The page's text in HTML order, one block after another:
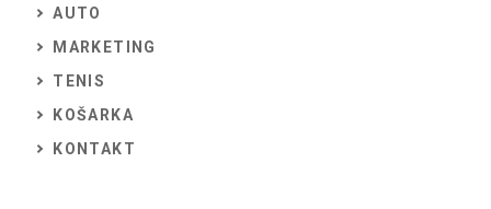
AUTO
MARKETING
TENIS
KOŠARKA
KONTAKT